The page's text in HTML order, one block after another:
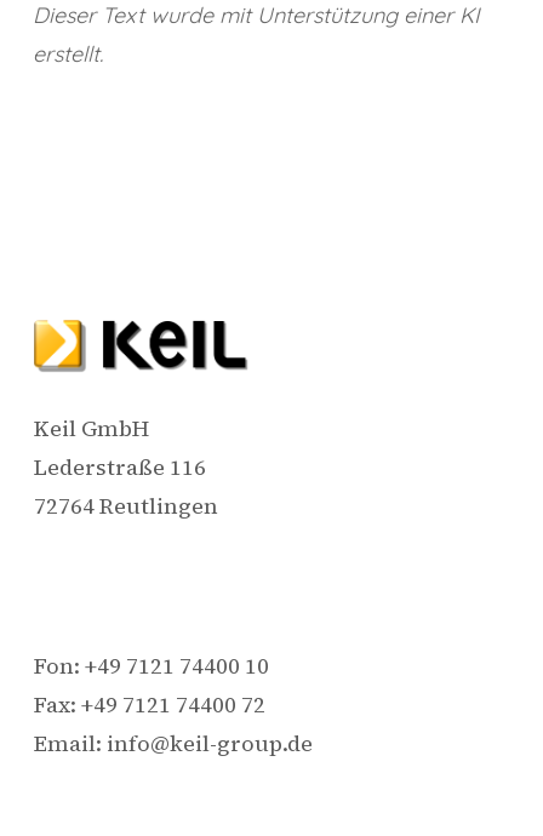
Dieser Text wurde mit Unterstützung einer KI
erstellt.
Keil GmbH
Lederstraße 116
72764 Reutlingen
Fon: +49 7121 74400 10
Fax: +49 7121 74400 72
Email: info@keil-group.de